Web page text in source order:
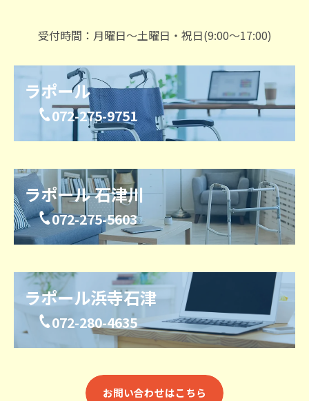
受付時間：月曜日～土曜日・祝日(9:00～17:00)
ラポール
072-275-9751
ラポール 石津川
072-275-5603
ラポール浜寺石津
072-280-4635
お問い合わせはこちら